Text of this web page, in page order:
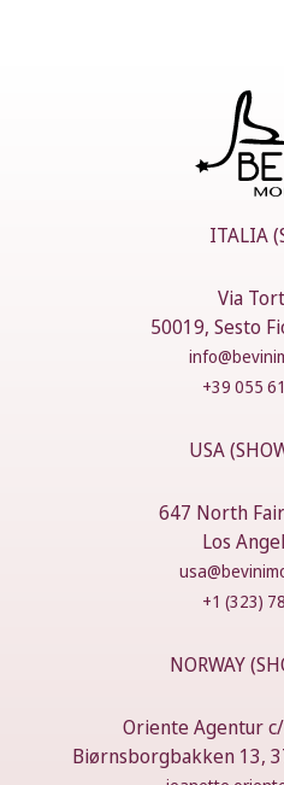
ITALIA
Via
50019, Sesto
+39 055
USA
647 North
Los
+1 (323)
NORWAY
Oriente Agentur
Biørnsborgbakken 13,